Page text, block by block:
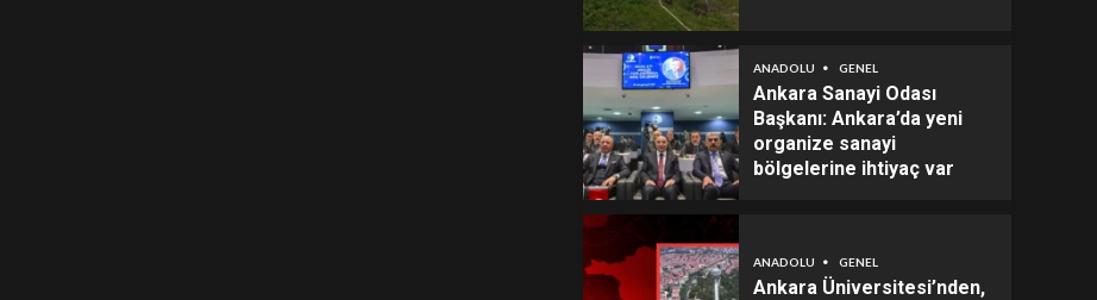
ANADOLU GENEL
Ankara Sanayi Odası
Başkanı: Ankara’da yeni
organize sanayi
bölgelerine ihtiyaç var
ANADOLU GENEL
Ankara Üniversitesi’nden,